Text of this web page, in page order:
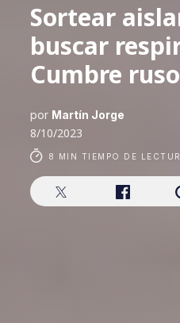
Sortear
buscar
Cumbre
por Martín Jorge
8/10/2023
8 MIN TIEMPO DE